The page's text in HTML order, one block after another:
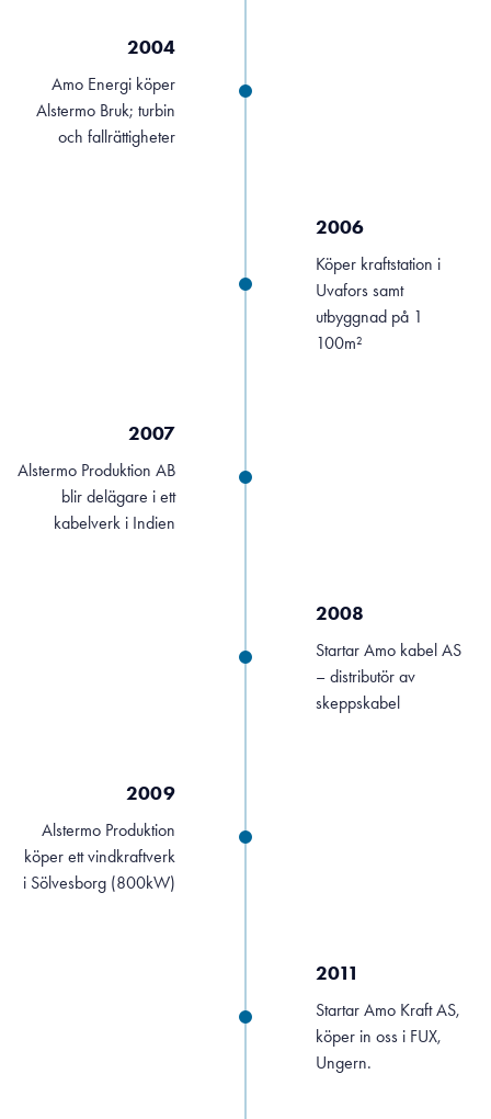
2004
Amo Energi köper
Alstermo Bruk; turbin
och fallrättigheter
2006
Köper kraftstation i
Uvafors samt
utbyggnad på 1
100m²
2007
Alstermo Produktion AB
blir delägare i ett
kabelverk i Indien
2008
Startar Amo kabel AS
– distributör av
skeppskabel
2009
Alstermo Produktion
köper ett vindkraftverk
i Sölvesborg (800kW)
2011
Startar Amo Kraft AS,
köper in oss i FUX,
Ungern.